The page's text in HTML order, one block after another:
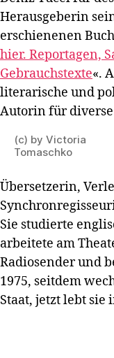
Herausgeberin
erschienenen
hier. Reportagen,
Gebrauchstexte«.
literarische und
Autorin für
(c) by Victoria
Tomaschko
Übersetzerin,
Sie studierte
arbeitete am
Radiosender und
1975, seitdem
Staat, jetzt lebt sie